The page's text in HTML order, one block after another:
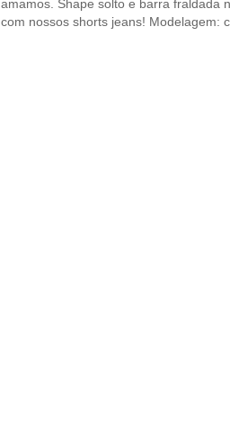
amamos. Shape solto e barra fraldada
com nossos shorts jeans! Modelagem: